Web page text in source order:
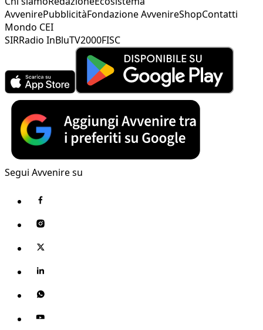
AvvenirePubblicitàFondazione AvvenireShopContatti
Mondo CEI
SIRRadio InBluTV2000FISC
Segui Avvenire su